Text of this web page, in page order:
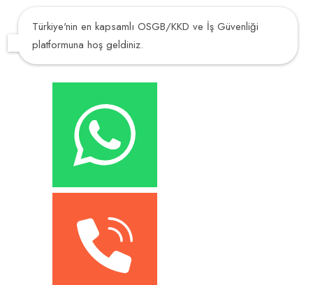
Türkiye'nin en kapsamlı OSGB/KKD ve İş Güvenliği
platformuna hoş geldiniz.